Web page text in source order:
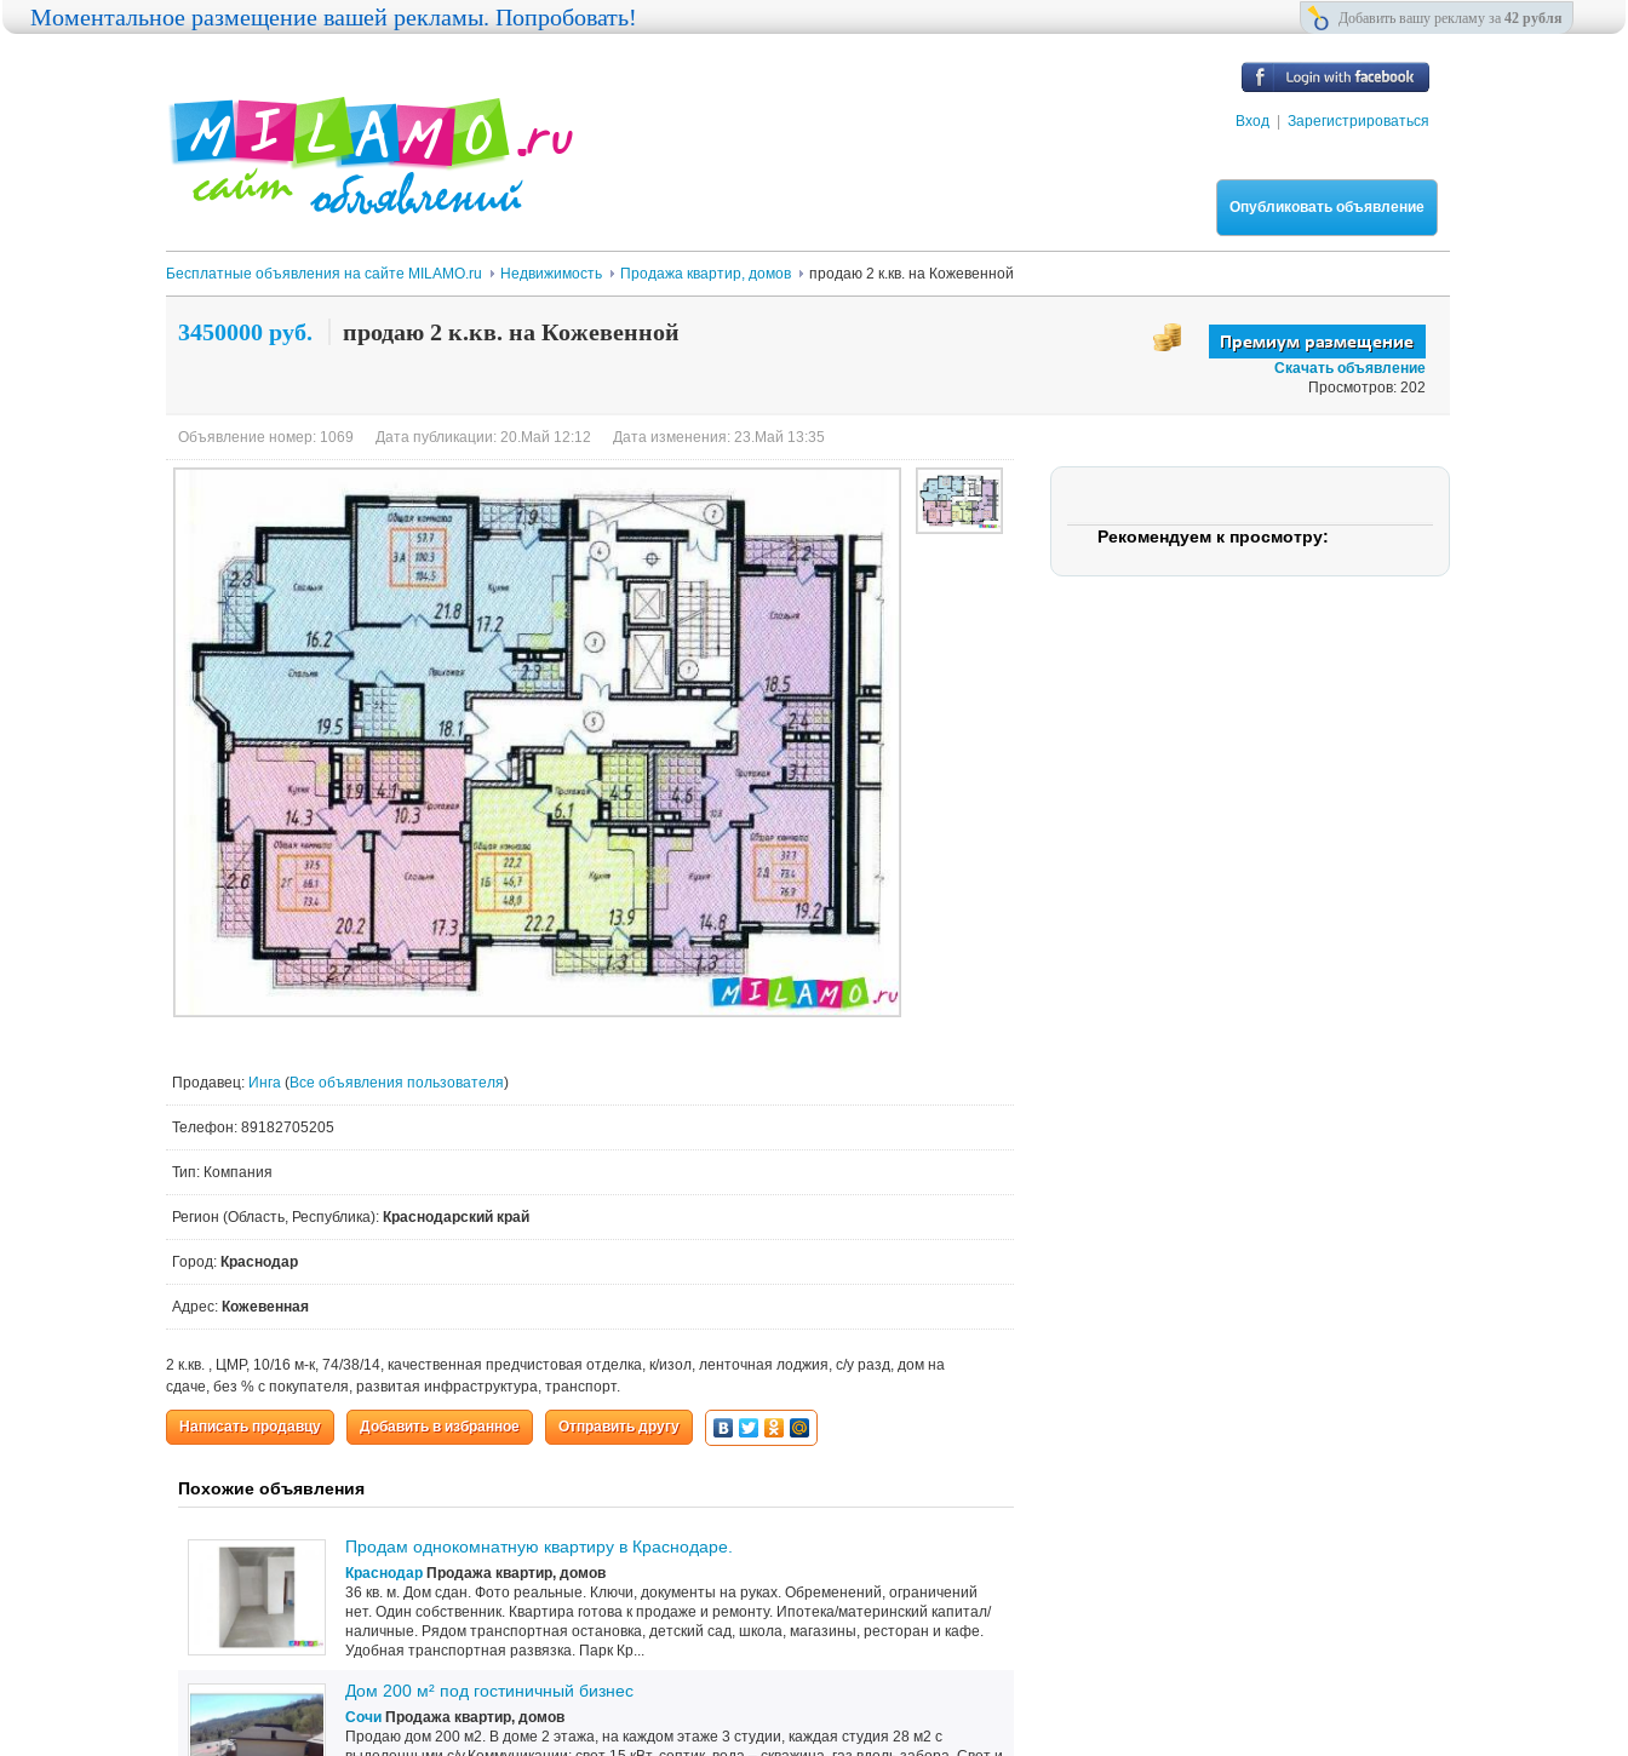
Вход Зарегистрироваться
Опубликовать объявление
Бесплатные объявления на сайте MILAMO.ru Недвижимость Продажа квартир, домов продаю 2 к.кв. на Кожевенной
3450000 руб. продаю 2 к.кв. на Кожевенной
Скачать объявление
Просмотров: 202
Объявление номер: 1069 Дата публикации: 20.Май 12:12 Дата изменения: 23.Май 13:35
Продавец: Инга (Все объявления пользователя)
Телефон: 89182705205
Тип: Компания
Регион (Область, Республика): Краснодарский край
Город: Краснодар
Адрес: Кожевенная
2 к.кв. , ЦМР, 10/16 м-к, 74/38/14, качественная предчистовая отделка, к/изол, ленточная лоджия, с/у разд, дом на
сдаче, без % с покупателя, развитая инфраструктура, транспорт.
Написать продавцу Добавить в избранное Отправить другу
Похожие объявления
Продам однокомнатную квартиру в Краснодаре.
Краснодар Продажа квартир, домов
36 кв. м. Дом сдан. Фото реальные. Ключи, документы на руках. Обременений, ограничений
нет. Один собственник. Квартира готова к продаже и ремонту. Ипотека/материнский капитал/
наличные. Рядом транспортная остановка, детский сад, школа, магазины, ресторан и кафе.
Удобная транспортная развязка. Парк Кр...
Дом 200 м² под гостиничный бизнес
Сочи Продажа квартир, домов
Продаю дом 200 м2. В доме 2 этажа, на каждом этаже 3 студии, каждая студия 28 м2 с
Моментальное размещение вашей рекламы. Попробовать! Добавить вашу рекламу за 42 рубля
Рекомендуем к просмотру: